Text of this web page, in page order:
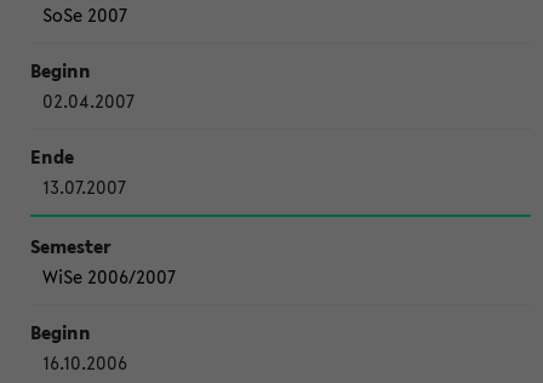
SoSe 2007
02.04.2007
13.07.2007
WiSe 2006/2007
16.10.2006